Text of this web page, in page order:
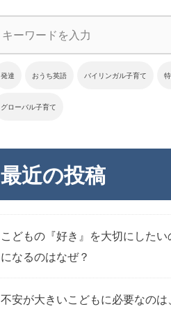
発達 おうち英語 バイリンガル子育て
グローバル子育て
最近の投稿
こどもの『好き』を大切にした
になるのはなぜ？
不安が大きいこどもに必要なのは